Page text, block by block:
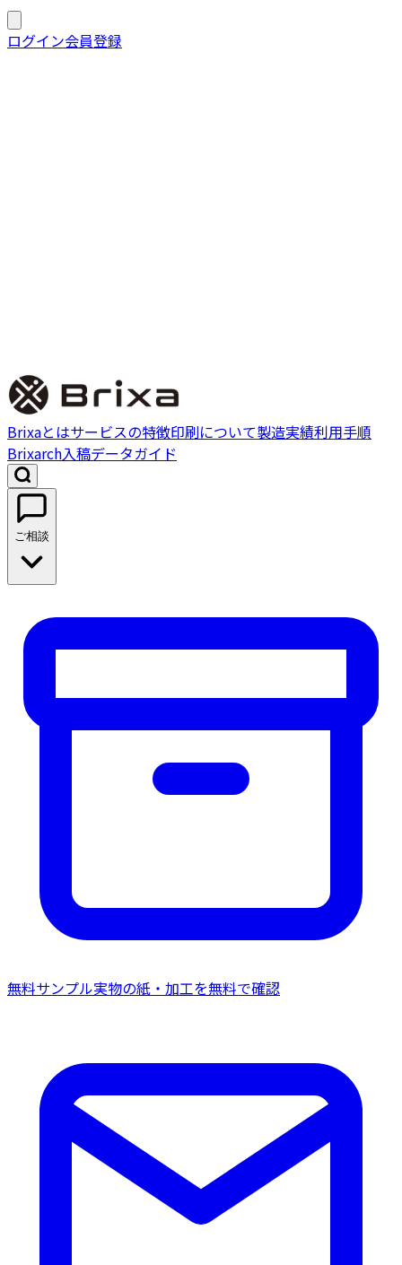
ログイン会員登録
Brixa 実績
Brixaとはサービスの特徴印刷について製造実績利用手順
Brixarch入稿データガイド
ご相談
無料サンプル実物の紙・加工を無料で確認